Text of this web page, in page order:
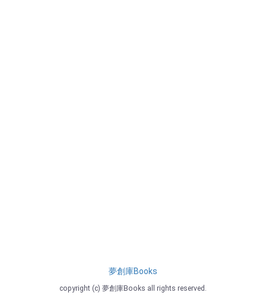
夢創庫Books
copyright (c) 夢創庫Books all rights reserved.